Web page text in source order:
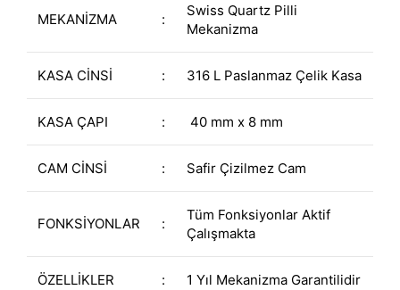
MEKANİZMA :
Swiss Quartz Pilli
Mekanizma
KASA CİNSİ : 316 L Paslanmaz Çelik Kasa
KASA ÇAPI : 40 mm x 8 mm
CAM CİNSİ : Safir Çizilmez Cam
FONKSİYONLAR :
Tüm Fonksiyonlar Aktif
Çalışmakta
ÖZELLİKLER : 1 Yıl Mekanizma Garantilidir